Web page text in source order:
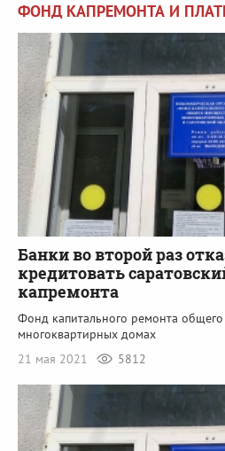
ФОНД КАПРЕМОНТА И
Банки во второй раз
кредитовать
капремонта
Фонд капитального ремонта
многоквартирных домах
21 мая 2021
5812